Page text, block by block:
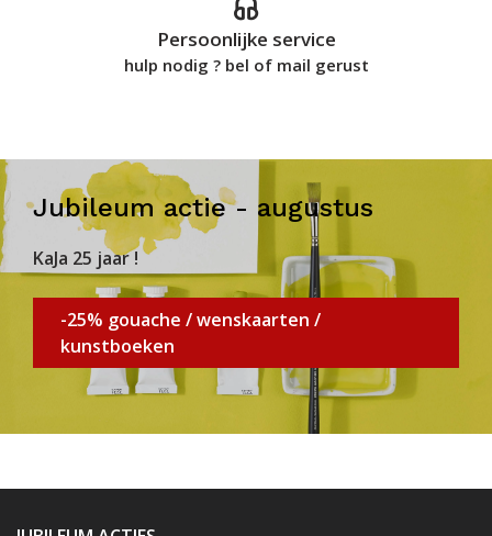
Persoonlijke service
hulp nodig ? bel of mail gerust
Jubileum actie - augustus
KaJa 25 jaar !
-25% gouache / wenskaarten /
kunstboeken